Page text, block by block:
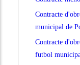
Contracte
municipal de
Contracte
futbol